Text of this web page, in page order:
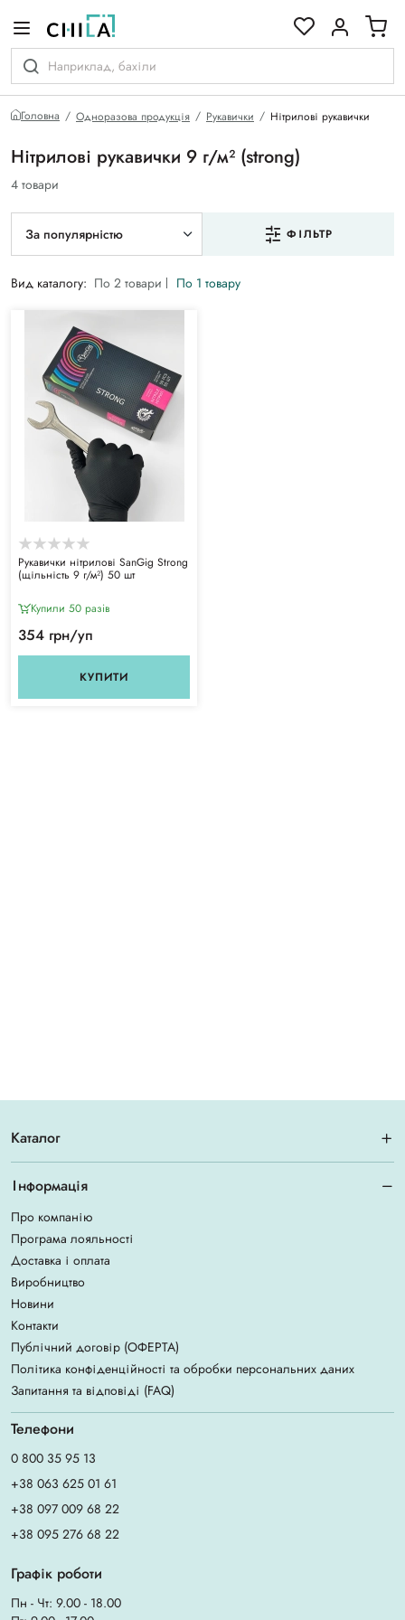
Головна Одноразова продукція Рукавички Нітрилові рукавички
Нітрилові рукавички 9 г/м² (strong)
4 товари
За популярністю ФІЛЬТР
Вид каталогу: По 2 товари По 1 товару
Рукавички нітрилові SanGig Strong
(щільність 9 г/м²) 50 шт
Купили 50 разiв
354 грн/уп
КУПИТИ
гамі
Каталог
Інформація
Про компанію
Програма лояльності
Доставка і оплата
Виробництво
Новини
Контакти
Публічний договір (ОФЕРТА)
Політика конфіденційності та обробки персональних даних
Запитання та відповіді (FAQ)
Телефони
0 800 35 95 13
+38 063 625 01 61
+38 097 009 68 22
+38 095 276 68 22
Графік роботи
Пн - Чт: 9.00 - 18.00